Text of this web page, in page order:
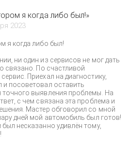
я когда либо был!»
2023
я когда либо был!
ни один из сервисов не мог дать
связано. По счастливой
Приехал на диагностику,
и посоветовал оставить
точного выявления проблемы. На
с чем связана эта проблема и
Мастер обговорил со мной
дней мой автомобиль был готов!
несказанно удивлён тому,